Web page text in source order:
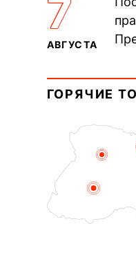
7
АВГУСТА
ГОРЯЧИЕ